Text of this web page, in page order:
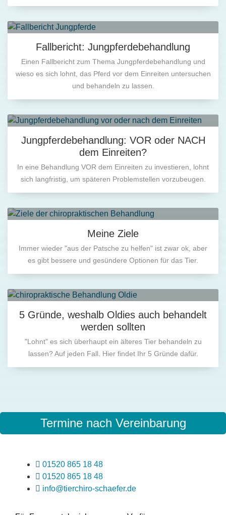
Fallbericht: Jungpferdebehandlung
Einen Fallbericht zum Thema Jungpferdebehandlung und
wieso es sich lohnt, das Pferd vor dem Einreiten untersuchen
und behandeln zu lassen.
Jungpferdebehandlung: VOR oder NACH
dem Einreiten?
In eine Behandlung VOR dem Einreiten zu investieren, lohnt
sich langfristig, um späteren Problemstellen vorzubeugen.
Meine Ziele
Immer wieder "aus der Patsche zu helfen" ist zwar ok, aber
es gibt bessere und gesündere Optionen für das Tier.
5 Gründe, weshalb Oldies auch behandelt
werden sollten
"Lohnt" es sich überhaupt ein älteres Tier behandeln zu
lassen? Auf jeden Fall. Hier findet Ihr 5 Gründe dafür.
Termine nach Vereinbarung
01520 865 18 48
01520 865 18 48
info@tierchiro-schaefer.de